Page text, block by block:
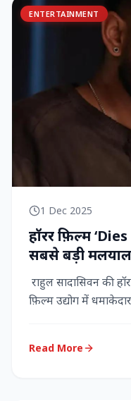
ENTERTAINMENT
1 Dec 2025
हॉरर फ़िल्म
सबसे बड़ी
राहुल सादासिवन की
फ़िल्म उद्योग में
Read More